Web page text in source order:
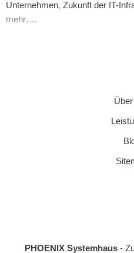
Unternehmen, Zukunft der IT-
mehr….
PHOENIX Systemhaus-